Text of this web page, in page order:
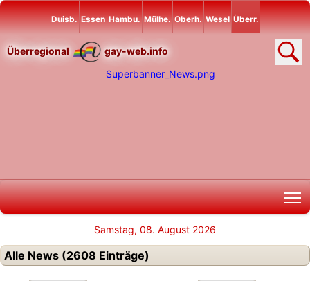
Duisb. Essen Hambu. Mülhe. Oberh. Wesel Überr.
Überregional gay-web.info
Samstag, 08. August 2026
Alle News (2608 Einträge)